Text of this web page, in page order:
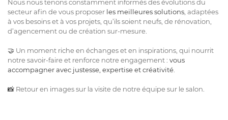
Nous nous tenons constamment informés des évolutions du
secteur afin de vous proposer les meilleures solutions , adaptées
à vos besoins et à vos projets, qu’ils soient neufs, de rénovation,
d’agencement ou de création sur-mesure.
🤝 Un moment riche en échanges et en inspirations, qui nourrit
notre savoir-faire et renforce notre engagement : vous
accompagner avec justesse, expertise et créativité.
📸 Retour en images sur la visite de notre équipe sur le salon.